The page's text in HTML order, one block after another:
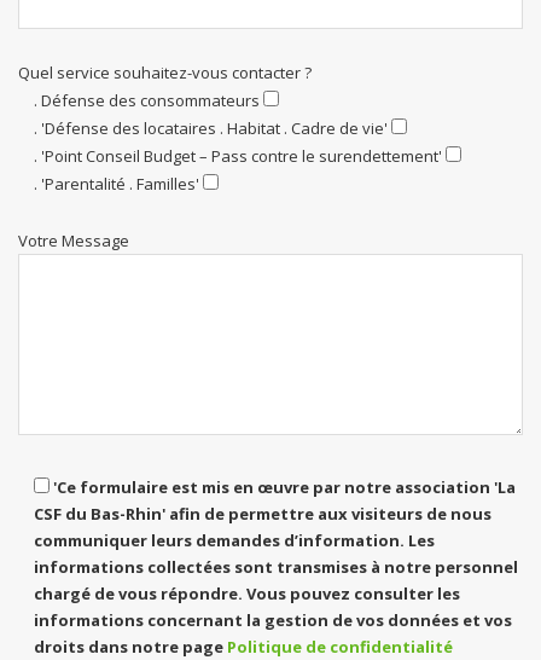
Quel service souhaitez-vous contacter ?
. Défense des consommateurs
. 'Défense des locataires . Habitat . Cadre de vie'
. 'Point Conseil Budget – Pass contre le surendettement'
. 'Parentalité . Familles'
Votre Message
'Ce formulaire est mis en œuvre par notre association 'La
CSF du Bas-Rhin' afin de permettre aux visiteurs de nous
communiquer leurs demandes d’information. Les
informations collectées sont transmises à notre personnel
chargé de vous répondre. Vous pouvez consulter les
informations concernant la gestion de vos données et vos
droits dans notre page Politique de confidentialité